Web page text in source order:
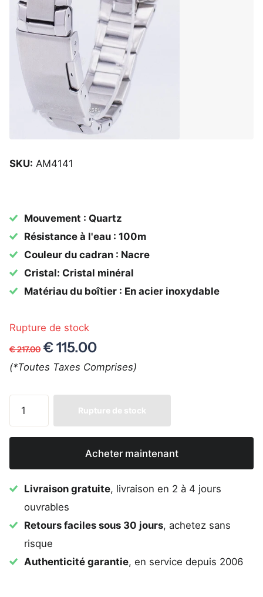
SKU: AM4141
Mouvement : Quartz
Résistance à l'eau : 100m
Couleur du cadran : Nacre
Cristal: Cristal minéral
Matériau du boîtier : En acier inoxydable
Rupture de stock
€ 217.00 € 115.00
(*Toutes Taxes Comprises)
Rupture de stock
Acheter maintenant
Livraison gratuite, livraison en 2 à 4 jours
ouvrables
Retours faciles sous 30 jours, achetez sans
risque
Authenticité garantie, en service depuis 2006